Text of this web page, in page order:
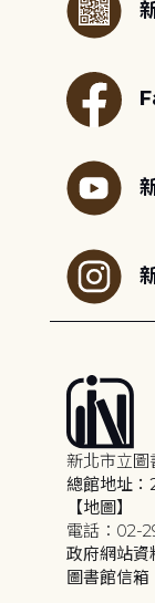
新北市立圖
總館地址
【地圖】
電話：02-
政府網站資
圖書館信